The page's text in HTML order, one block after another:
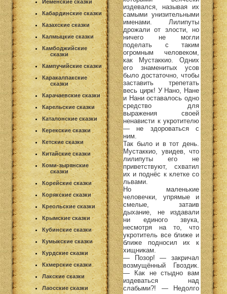
Йеменские сказки
Кабардинские сказки
Казахские сказки
Калмыцкие сказки
Камбоджийские
сказки
Кампучийские сказки
Каракалпакские
сказки
Карачаевские сказки
Карельские сказки
Каталонские сказки
Керекские сказки
Кетские сказки
Китайские сказки
Коми-зырянские
сказки
Корейские сказки
Корякские сказки
Креольские сказки
Крымские сказки
Кубинские сказки
Кумыкские сказки
Курдские сказки
Кхмерские сказки
Лакские сказки
Лаосские сказки
издевался, называя их
самыми унизительными
именами. Лилипуты
дрожали от злости, но
ничего не могли
поделать с таким
огромным человеком,
как Мустаккио. Одних
его знаменитых усов
было достаточно, чтобы
заставить трепетать
весь цирк! У Нано, Нане
и Нани оставалось одно
средство для
выражения своей
ненависти к укротителю
— не здороваться с
ним.
Так было и в тот день.
Мустаккио, увидев, что
лилипуты его не
приветствуют, схватил
их и поднёс к клетке со
львами.
Но маленькие
человечки, упрямые и
смелые, затаив
дыхание, не издавали
ни единого звука,
несмотря на то, что
укротитель все ближе и
ближе подносил их к
хищникам.
— Позор! — закричал
возмущённый Гвоздик.
— Как не стыдно вам
издеваться над
слабыми?! — Недолго